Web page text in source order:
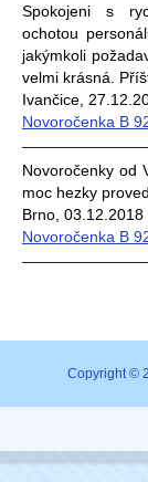
Spokojeni s
ochotou
jakýmkoli
velmi krásná.
Ivančice,
Novoročenka B
Novoročenky od
moc hezky
Brno, 03.12.2018
Novoročenka B
Copyright ©